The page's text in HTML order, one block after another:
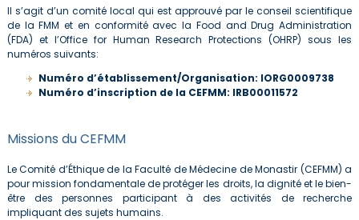
Il s’agit d’un comité local qui est approuvé par le conseil scientifique
de la FMM et en conformité avec la Food and Drug Administration
(FDA) et l’Office for Human Research Protections (OHRP) sous les
numéros suivants:
Numéro d’établissement/Organisation: IORG0009738
Numéro d’inscription de la CEFMM: IRB00011572
Missions du CEFMM
Le Comité d’Éthique de la Faculté de Médecine de Monastir (CEFMM) a
pour mission fondamentale de protéger les droits, la dignité et le bien-
être des personnes participant à des activités de recherche
impliquant des sujets humains.